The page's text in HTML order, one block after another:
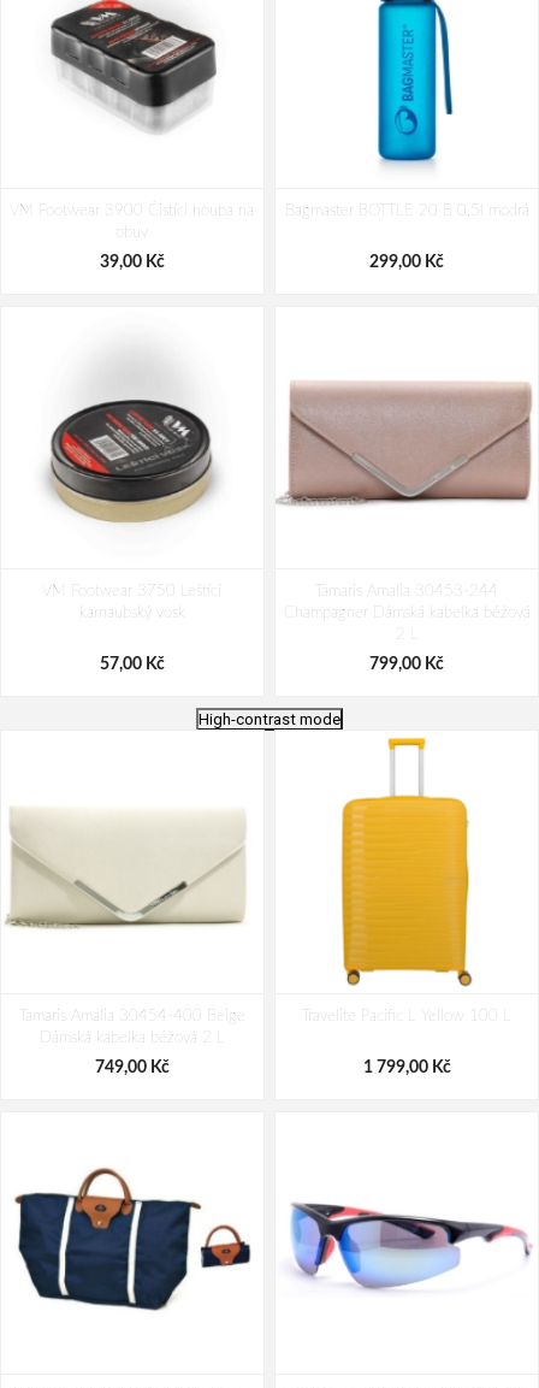
VM Footwear 3900 Čistící houba na
obuv
39,00 Kč
Bagmaster BOTTLE 20 B 0,5l modrá
299,00 Kč
VM Footwear 3750 Leštící
karnaubský vosk
57,00 Kč
Tamaris Amalia 30453-244
Champagner Dámská kabelka béžová
2 L
799,00 Kč
modrá Modrá 1 l
69,00 Kč
water stop
High-contrast mode
Tamaris Amalia 30454-400 Beige
Dámská kabelka béžová 2 L
749,00 Kč
Travelite Pacific L Yellow 100 L
1 799,00 Kč